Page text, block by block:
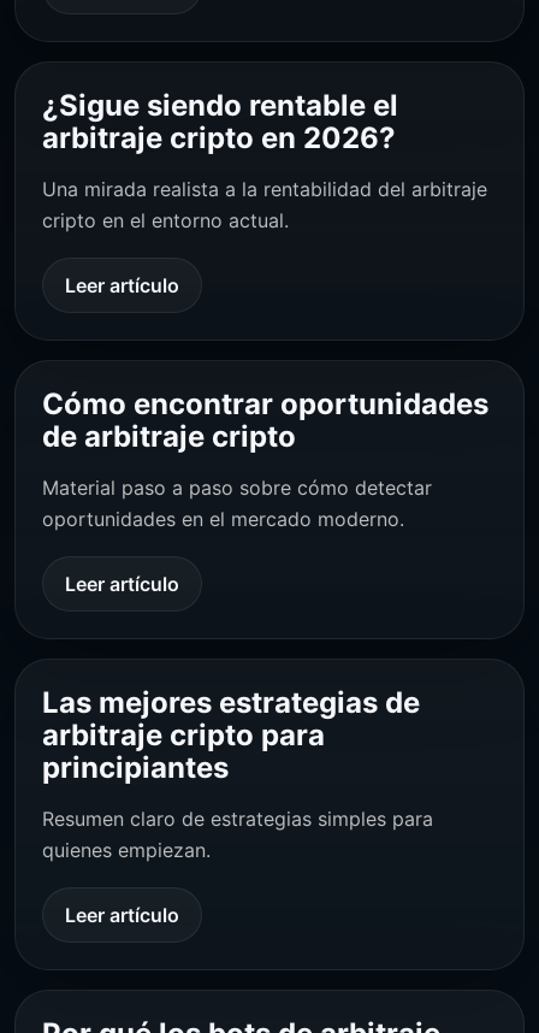
¿Sigue siendo rentable el
arbitraje cripto en 2026?
Una mirada realista a la rentabilidad del arbitraje
cripto en el entorno actual.
Leer artículo
Cómo encontrar oportunidades
de arbitraje cripto
Material paso a paso sobre cómo detectar
oportunidades en el mercado moderno.
Leer artículo
Las mejores estrategias de
arbitraje cripto para
principiantes
Resumen claro de estrategias simples para
quienes empiezan.
Leer artículo